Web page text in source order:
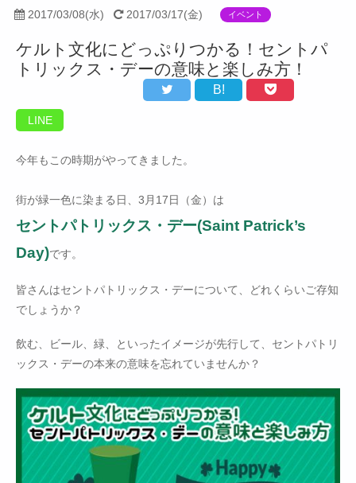
2017/03/08(水) 2017/03/17(金) イベント
ケルト文化にどっぷりつかる！セントパ
トリックス・デーの意味と楽しみ方！
B!
LINE
今年もこの時期がやってきました。
街が緑一色に染まる日、3月17日（金）は
セントパトリックス・デー(Saint Patrick’s
Day)です。
皆さんはセントパトリックス・デーについて、どれくらいご存知
でしょうか？
飲む、ビール、緑、といったイメージが先行して、セントパトリ
ックス・デーの本来の意味を忘れていませんか？